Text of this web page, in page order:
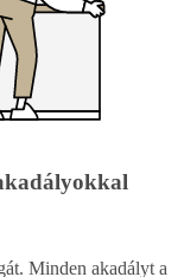
Minden akadályt a